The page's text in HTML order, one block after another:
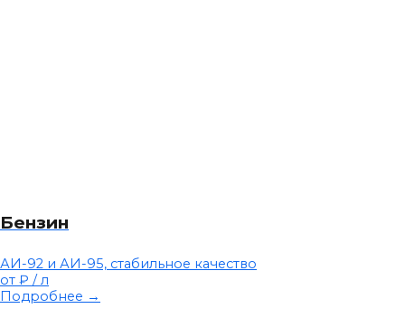
Бензин
АИ-92 и АИ-95, стабильное качество
от ₽ / л
Подробнее →